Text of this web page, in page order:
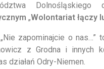
Dolnośląskiego
„Wolontariat łączy
„Nie zapominajcie o nas…”
z Grodna i innych
działań Odry-Niemen.